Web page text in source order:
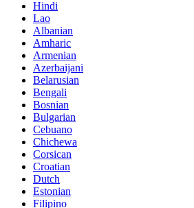
Hindi
Lao
Albanian
Amharic
Armenian
Azerbaijani
Belarusian
Bengali
Bosnian
Bulgarian
Cebuano
Chichewa
Corsican
Croatian
Dutch
Estonian
Filipino